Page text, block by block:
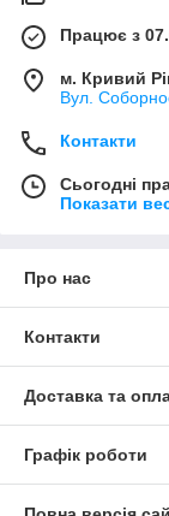
Працює з
м. Кривий
Вул.
Контакти
Сьогодні
Показати
Про нас
Контакти
Доставка та
Графік роботи